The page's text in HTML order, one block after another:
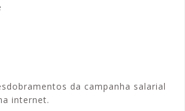
da campanha salarial
internet.